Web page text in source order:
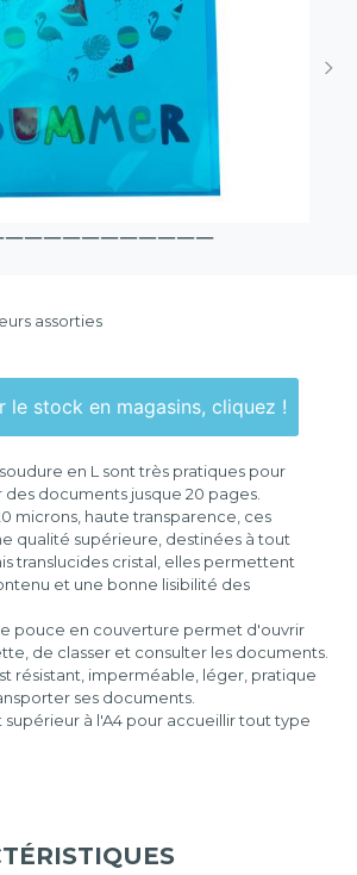
assorties
Pour vérifier le stock en magasins, cliquez !
en L sont très pratiques pour
documents jusque 20 pages.
microns, haute transparence, ces
qualité supérieure, destinées à tout
translucides cristal, elles permettent
et une bonne lisibilité des
pouce en couverture permet d'ouvrir
de classer et consulter les documents.
résistant, imperméable, léger, pratique
ses documents.
à l'A4 pour accueillir tout type